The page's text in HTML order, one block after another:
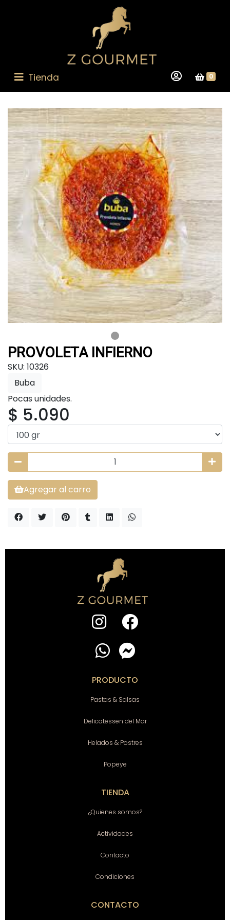
Tienda 0
PROVOLETA INFIERNO
SKU: 10326
Buba
Pocas unidades.
$ 5.090
Agregar al carro
PRODUCTO
Pastas & Salsas
Delicatessen del Mar
Helados & Postres
Popeye
TIENDA
¿Quienes somos?
Actividades
Contacto
Condiciones
CONTACTO